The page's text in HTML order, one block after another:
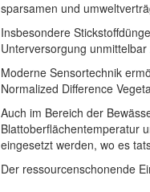
sparsamen und
Insbesondere
Unterversorgung
Moderne Sensortechnik
Normalized Difference
Auch im Bereich der
Blattoberflächentemperatur
eingesetzt werden, wo es
Der ressourcenschonende